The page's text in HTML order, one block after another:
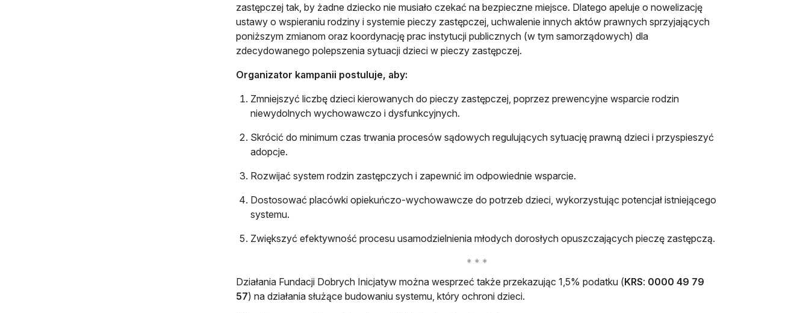
zastępczej tak, by żadne dziecko nie musiało czekać na bezpieczne miejsce. Dlatego apeluje o nowelizację
ustawy o wspieraniu rodziny i systemie pieczy zastępczej, uchwalenie innych aktów prawnych sprzyjających
poniższym zmianom oraz koordynację prac instytucji publicznych (w tym samorządowych) dla
zdecydowanego polepszenia sytuacji dzieci w pieczy zastępczej.
Organizator kampanii postuluje, aby:
Zmniejszyć liczbę dzieci kierowanych do pieczy zastępczej, poprzez prewencyjne wsparcie rodzin
niewydolnych wychowawczo i dysfunkcyjnych.
Skrócić do minimum czas trwania procesów sądowych regulujących sytuację prawną dzieci i przyspieszyć
adopcje.
Rozwijać system rodzin zastępczych i zapewnić im odpowiednie wsparcie.
Dostosować placówki opiekuńczo-wychowawcze do potrzeb dzieci, wykorzystując potencjał istniejącego
systemu.
Zwiększyć efektywność procesu usamodzielnienia młodych dorosłych opuszczających pieczę zastępczą.
Działania Fundacji Dobrych Inicjatyw można wesprzeć także przekazując 1,5% podatku (KRS: 0000 49 79
57) na działania służące budowaniu systemu, który ochroni dzieci.